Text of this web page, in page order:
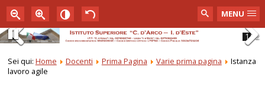
MENU
1
2
Pause
Sei qui: Home Docenti Prima Pagina Varie prima pagina
Istanza
lavoro agile